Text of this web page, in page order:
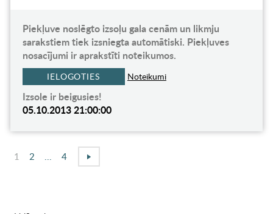
Piekļuve noslēgto izsoļu gala cenām un likmju
sarakstiem tiek izsniegta automātiski. Piekļuves
nosacījumi ir aprakstīti noteikumos.
IELOGOTIES Noteikumi
Izsole ir beigusies!
05.10.2013 21:00:00
1 2 4